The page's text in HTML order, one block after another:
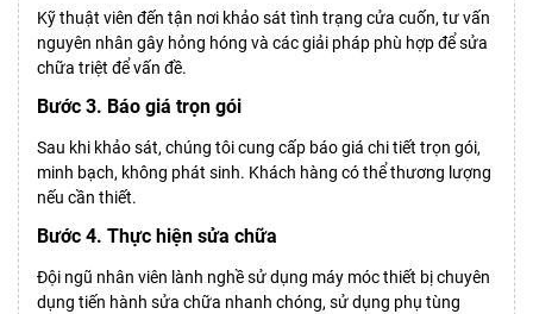
Kỹ thuật viên đến tận nơi khảo sát tình trạng cửa cuốn, tư vấn
nguyên nhân gây hỏng hóng và các giải pháp phù hợp để sửa
chữa triệt để vấn đề.
Bước 3. Báo giá trọn gói
Sau khi khảo sát, chúng tôi cung cấp báo giá chi tiết trọn gói,
minh bạch, không phát sinh. Khách hàng có thể thương lượng
nếu cần thiết.
Bước 4. Thực hiện sửa chữa
Đội ngũ nhân viên lành nghề sử dụng máy móc thiết bị chuyên
dụng tiến hành sửa chữa nhanh chóng, sử dụng phụ tùng